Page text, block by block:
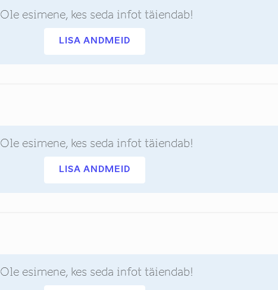
Ole esimene, kes seda infot täiendab!
LISA ANDMEID
Ole esimene, kes seda infot täiendab!
LISA ANDMEID
Ole esimene, kes seda infot täiendab!